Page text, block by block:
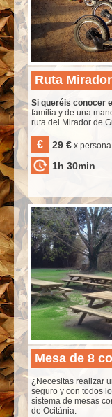
Ruta
Si queréis conocer
familia y de una
ruta del Mirador de
€ 29 € x persona
1h 30min
Mesa de 8
¿Necesitas realizar
seguro y con todos
sistema de mesas
de Ocitània.